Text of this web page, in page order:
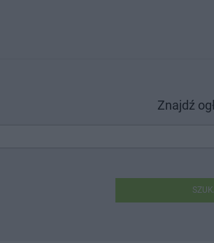
Znajdź